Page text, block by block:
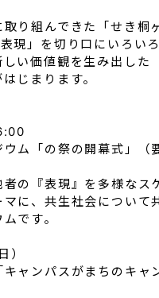
り組んできた「せき桐
現」を切り口にいろいろ
い価値観を生み出した
じまります。
ム「の祭の開幕式」（
の『表現』を多様なス
に、共生社会について
です。
）
ャンパスがまちのキャ